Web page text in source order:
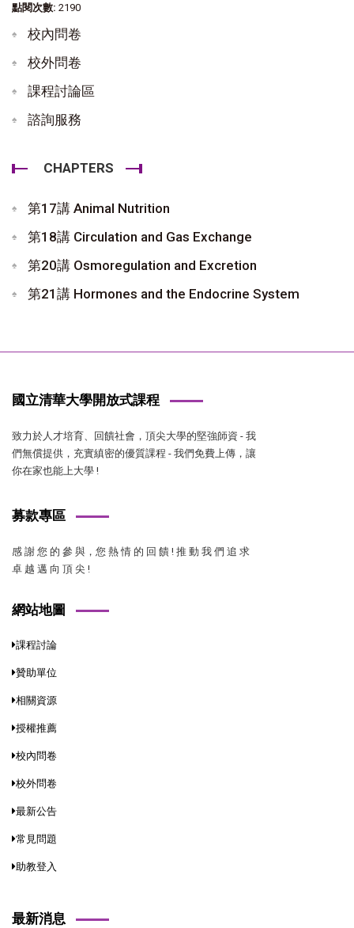
點閱次數: 2190
校內問卷
校外問卷
課程討論區
諮詢服務
CHAPTERS
第17講 Animal Nutrition
第18講 Circulation and Gas Exchange
第20講 Osmoregulation and Excretion
第21講 Hormones and the Endocrine System
國立清華大學開放式課程
致力於人才培育、回饋社會，頂尖大學的堅強師資 - 我
們無償提供，充實縝密的優質課程 - 我們免費上傳，讓
你在家也能上大學 !
募款專區
感 謝 您 的 參 與，您 熱 情 的 回 饋 ! 推 動 我 們 追 求
卓 越 邁 向 頂 尖 !
網站地圖
課程討論
贊助單位
相關資源
授權推薦
校內問卷
校外問卷
最新公告
常見問題
助教登入
最新消息